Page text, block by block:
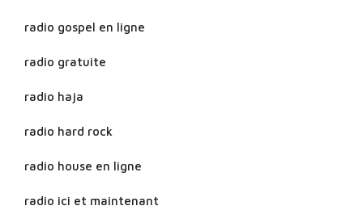
radio gospel en ligne
radio gratuite
radio haja
radio hard rock
radio house en ligne
radio ici et maintenant